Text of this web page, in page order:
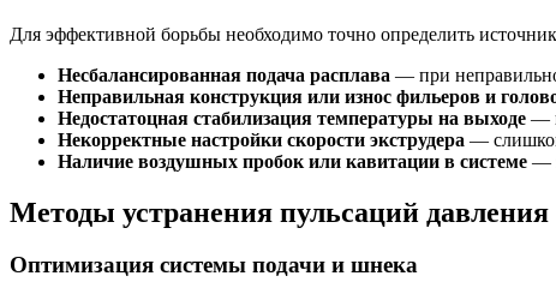
Для эффективной борьбы необходимо точно определить
Несбалансированная подача расплава — при
Неправильная конструкция или износ фильеров и
Недостатоцная стабилизация температуры на выходе —
Некорректные настройки скорости экструдера —
Наличие воздушных пробок или кавитации в системе —
Методы устранения пульсаций давления
Оптимизация системы подачи и шнека